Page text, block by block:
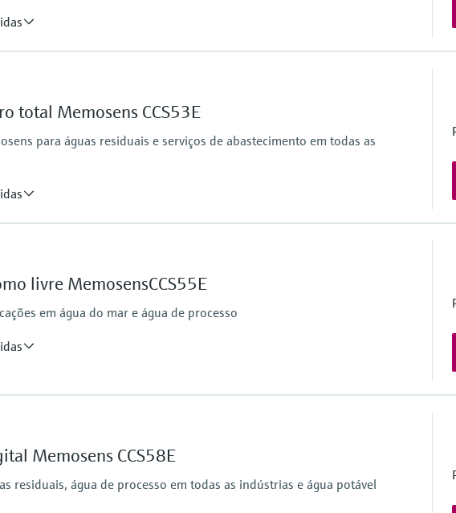
Reduction of free chlorine at the cathode
total Memosens CCS53E
para águas residuais e serviços de abastecimento em todas as
Total chlorine consists of free chlorine
livre MemosensCCS55E
em água do mar e água de processo
Memosens CCS58E
residuais, água de processo em todas as indústrias e água potável